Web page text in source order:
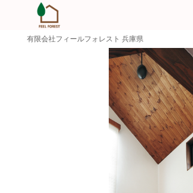
有限会社フィールフォレスト 兵庫県